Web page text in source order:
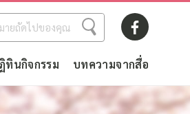
ทินกิจกรรม บทความจากสื่อ